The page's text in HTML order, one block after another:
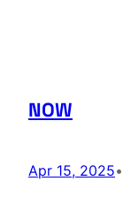
NOW
Apr 15, 2025•